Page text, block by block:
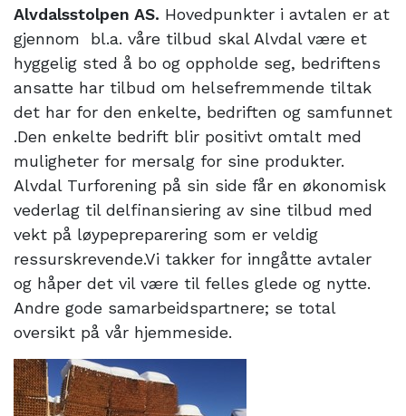
Alvdalsstolpen AS. Hovedpunkter i avtalen er at
gjennom bl.a. våre tilbud skal Alvdal være et
hyggelig sted å bo og oppholde seg, bedriftens
ansatte har tilbud om helsefremmende tiltak
det har for den enkelte, bedriften og samfunnet
.Den enkelte bedrift blir positivt omtalt med
muligheter for mersalg for sine produkter.
Alvdal Turforening på sin side får en økonomisk
vederlag til delfinansiering av sine tilbud med
vekt på løypepreparering som er veldig
ressurskrevende.Vi takker for inngåtte avtaler
og håper det vil være til felles glede og nytte.
Andre gode samarbeidspartnere; se total
oversikt på vår hjemmeside.